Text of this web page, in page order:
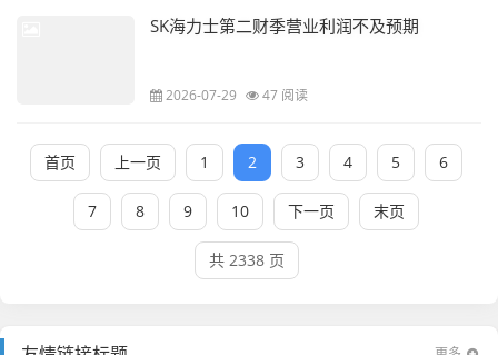
SK海力士第二财季营业利润不及预期
2026-07-29 47 阅读
首页 上一页 1 2 3 4 5 6
7 8 9 10 下一页 末页
共 2338 页